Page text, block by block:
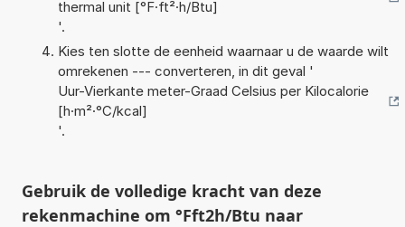
thermal unit [°F·ft²·h/Btu]
'.
Kies ten slotte de eenheid waarnaar u de waarde wilt
omrekenen --- converteren, in dit geval '
Uur-Vierkante meter-Graad Celsius per Kilocalorie
[h·m²·°C/kcal]
'.
Gebruik de volledige kracht van deze
rekenmachine om °Fft2h/Btu naar